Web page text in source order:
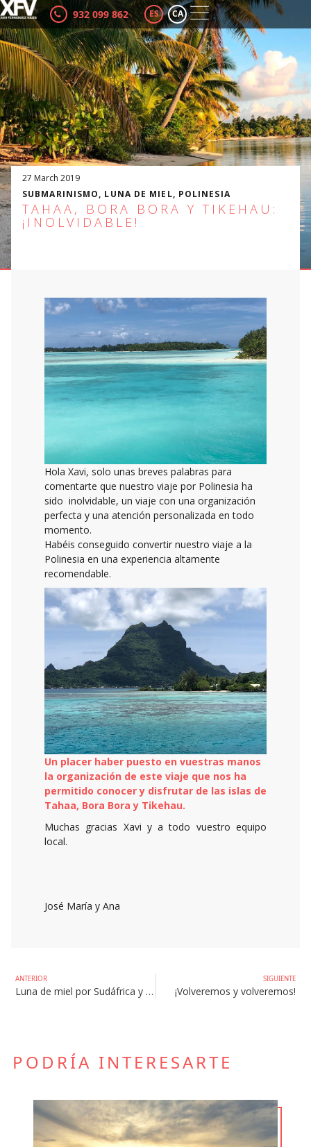
932 099 862 ES CA
27 March 2019
SUBMARINISMO, LUNA DE MIEL, POLINESIA
TAHAA, BORA BORA Y TIKEHAU:
¡INOLVIDABLE!
Hola Xavi, solo unas breves palabras para
comentarte que nuestro viaje por Polinesia ha
sido inolvidable, un viaje con una organización
perfecta y una atención personalizada en todo
momento.
Habéis conseguido convertir nuestro viaje a la
Polinesia en una experiencia altamente
recomendable.
Un placer haber puesto en vuestras manos
la organización de este viaje que nos ha
permitido conocer y disfrutar de las islas de
Tahaa, Bora Bora y Tikehau.
Muchas gracias Xavi y a todo vuestro equipo
local.
José María y Ana
ANTERIOR
Luna de miel por Sudáfrica y Mauricio: un viaje de ensueño
SIGUIENTE
¡Volveremos y volveremos!
PODRÍA INTERESARTE